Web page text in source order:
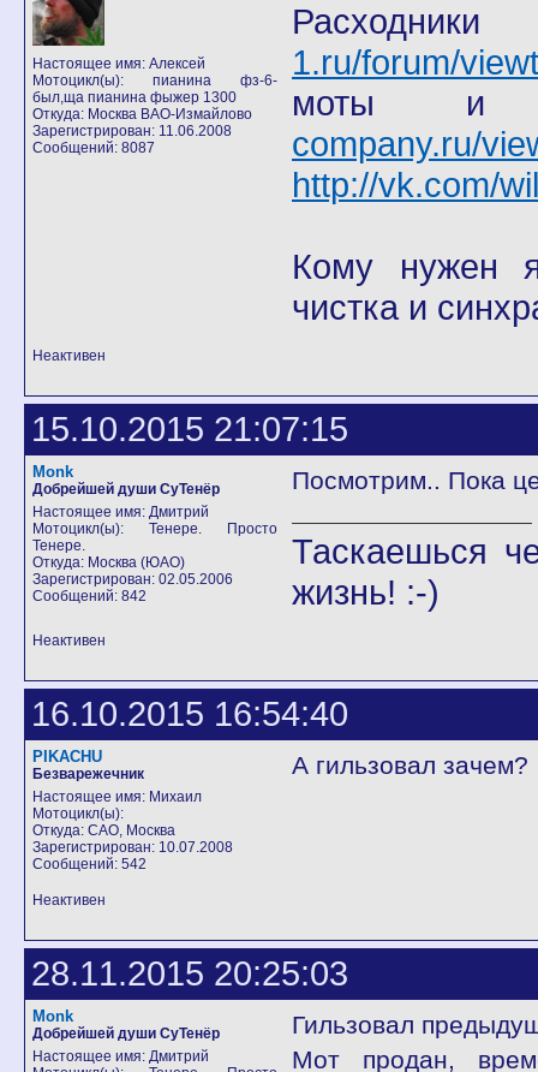
Настоящее имя: Алексей
Мотоцикл(ы): пианина фз-6-
был,ща пианина фыжер 1300
Откуда: Москва ВАО-Измайлово
Зарегистрирован: 11.06.2008
Сообщений: 8087
1.ru/forum/
company.ru/
http://vk.com/
Кому нужен
чистка и
Неактивен
15.10.2015 21:07:15
Monk
Добрейшей души СуТенёр
Настоящее имя: Дмитрий
Мотоцикл(ы): Тенере. Просто
Тенере.
Откуда: Москва (ЮАО)
Зарегистрирован: 02.05.2006
Сообщений: 842
Посмотрим.. Пока
Таскаешься
жизнь! :-)
Неактивен
16.10.2015 16:54:40
PIKACHU
Безварежечник
Настоящее имя: Михаил
Мотоцикл(ы):
Откуда: САО, Москва
Зарегистрирован: 10.07.2008
Сообщений: 542
А гильзовал зачем?
Неактивен
28.11.2015 20:25:03
Monk
Добрейшей души СуТенёр
Настоящее имя: Дмитрий
Гильзовал
Мот продан,